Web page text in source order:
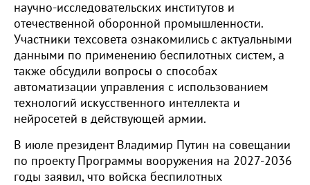
научно-исследовательских институтов и
отечественной оборонной промышленности.
Участники техсовета ознакомились с актуальными
данными по применению беспилотных систем, а
также обсудили вопросы о способах
автоматизации управления с использованием
технологий искусственного интеллекта и
нейросетей в действующей армии.
В июле президент Владимир Путин на совещании
по проекту Программы вооружения на 2027-2036
годы заявил, что войска беспилотных